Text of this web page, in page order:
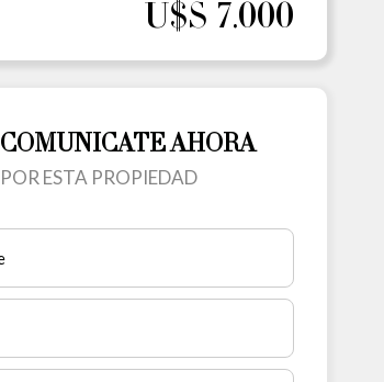
U$S 7.000
COMUNICATE AHORA
POR ESTA PROPIEDAD